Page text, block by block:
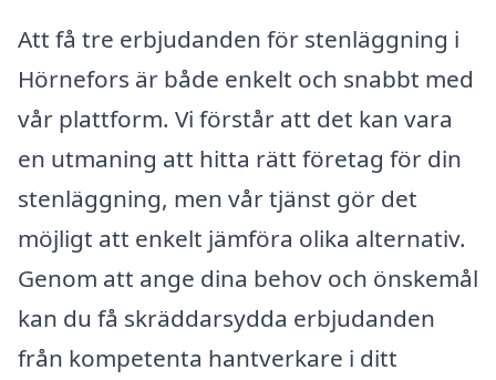
Att få tre erbjudanden för stenläggning i
Hörnefors är både enkelt och snabbt med
vår plattform. Vi förstår att det kan vara
en utmaning att hitta rätt företag för din
stenläggning, men vår tjänst gör det
möjligt att enkelt jämföra olika alternativ.
Genom att ange dina behov och önskemål
kan du få skräddarsydda erbjudanden
från kompetenta hantverkare i ditt